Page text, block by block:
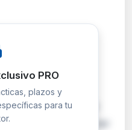
de Asuntos
y Cooperación
libre designación
2026. Se adjudica el
de Gabinete del
PRO
plazos y
para tu